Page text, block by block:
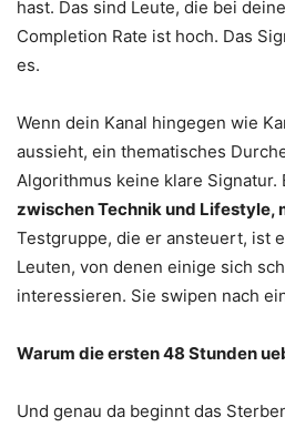
hast. Das sind Leute, die bei
Completion Rate ist hoch. Das
es.
Wenn dein Kanal hingegen wie
aussieht, ein thematisches
Algorithmus keine klare Signatur.
zwischen Technik und Lifestyle,
Testgruppe, die er ansteuert, ist
Leuten, von denen einige sich
interessieren. Sie swipen nach
Warum die ersten 48 Stunden
Und genau da beginnt das